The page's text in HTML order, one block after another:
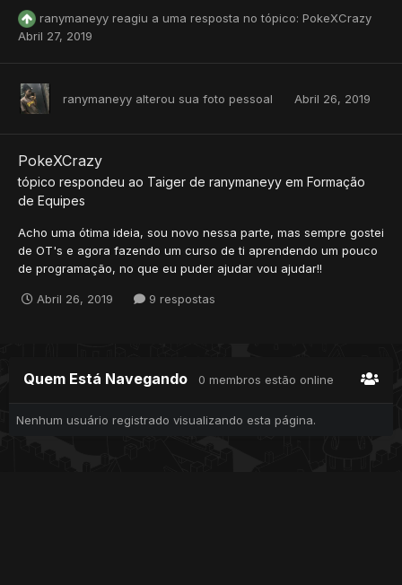
ranymaneyy reagiu a uma resposta no tópico: PokeXCrazy
Abril 27, 2019
ranymaneyy alterou sua foto pessoal Abril 26, 2019
PokeXCrazy
tópico respondeu ao Taiger de ranymaneyy em Formação
de Equipes
Acho uma ótima ideia, sou novo nessa parte, mas sempre gostei
de OT's e agora fazendo um curso de ti aprendendo um pouco
de programação, no que eu puder ajudar vou ajudar!!
Abril 26, 2019 9 respostas
Quem Está Navegando 0 membros estão online
Nenhum usuário registrado visualizando esta página.